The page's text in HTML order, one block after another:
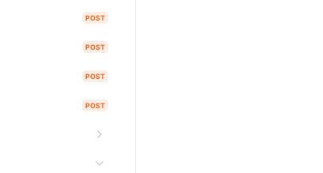
POST
POST
POST
POST